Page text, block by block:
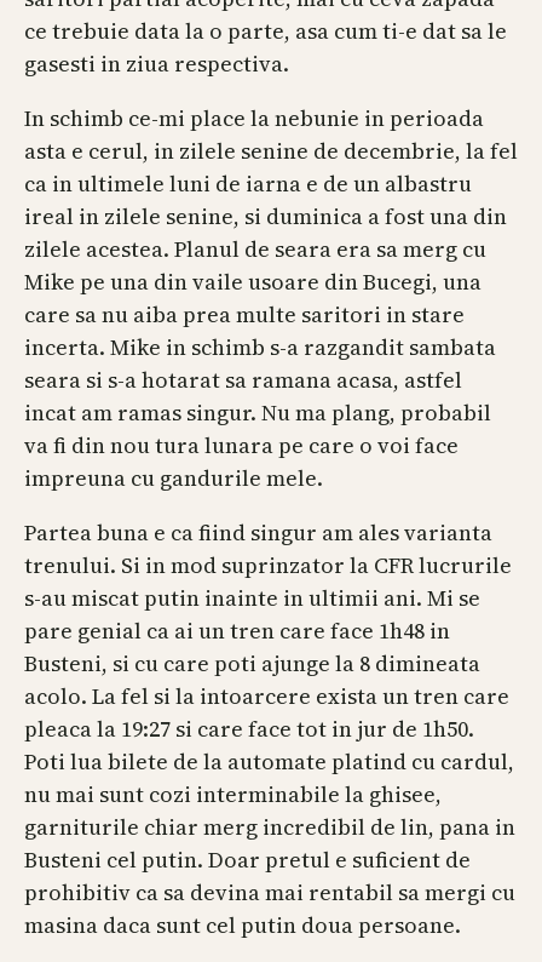
ce trebuie data la o parte, asa cum ti-e dat sa le
gasesti in ziua respectiva.
In schimb ce-mi place la nebunie in perioada
asta e cerul, in zilele senine de decembrie, la fel
ca in ultimele luni de iarna e de un albastru
ireal in zilele senine, si duminica a fost una din
zilele acestea. Planul de seara era sa merg cu
Mike pe una din vaile usoare din Bucegi, una
care sa nu aiba prea multe saritori in stare
incerta. Mike in schimb s-a razgandit sambata
seara si s-a hotarat sa ramana acasa, astfel
incat am ramas singur. Nu ma plang, probabil
va fi din nou tura lunara pe care o voi face
impreuna cu gandurile mele.
Partea buna e ca fiind singur am ales varianta
trenului. Si in mod suprinzator la CFR lucrurile
s-au miscat putin inainte in ultimii ani. Mi se
pare genial ca ai un tren care face 1h48 in
Busteni, si cu care poti ajunge la 8 dimineata
acolo. La fel si la intoarcere exista un tren care
pleaca la 19:27 si care face tot in jur de 1h50.
Poti lua bilete de la automate platind cu cardul,
nu mai sunt cozi interminabile la ghisee,
garniturile chiar merg incredibil de lin, pana in
Busteni cel putin. Doar pretul e suficient de
prohibitiv ca sa devina mai rentabil sa mergi cu
masina daca sunt cel putin doua persoane.